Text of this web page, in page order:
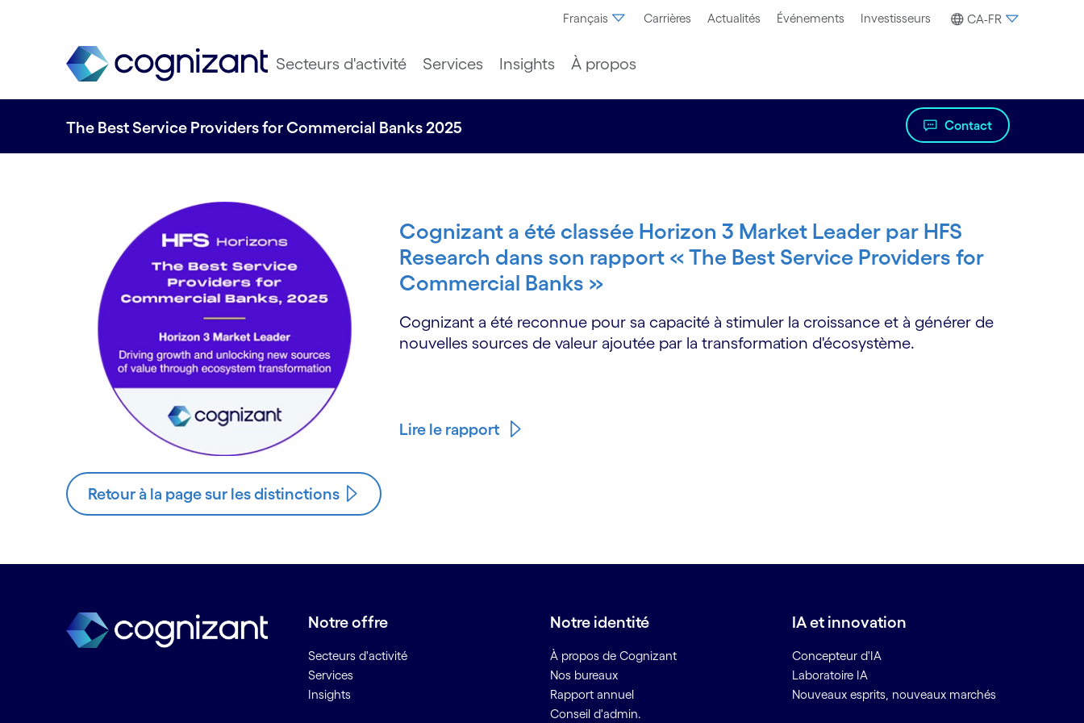
Français Carrières Actualités Événements Investisseurs CA-FR
Secteurs d'activité Services Insights À propos
The Best Service Providers for Commercial Banks 2025 Contact
Cognizant a été classée Horizon 3 Market Leader par HFS
Research dans son rapport « The Best Service Providers for
Commercial Banks »
Cognizant a été reconnue pour sa capacité à stimuler la croissance et à générer de
nouvelles sources de valeur ajoutée par la transformation d'écosystème.
Lire le rapport
Retour à la page sur les distinctions
Notre offre
Secteurs d'activité
Services
Insights
Notre identité
À propos de Cognizant
Nos bureaux
Rapport annuel
Conseil d'admin.
IA et innovation
Concepteur d'IA
Laboratoire IA
Nouveaux esprits, nouveaux marchés